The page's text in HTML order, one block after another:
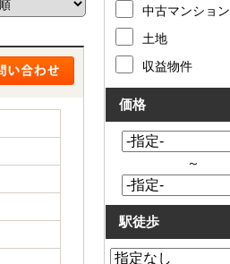
中古マンション
土地
収益物件
価格
～
駅徒歩